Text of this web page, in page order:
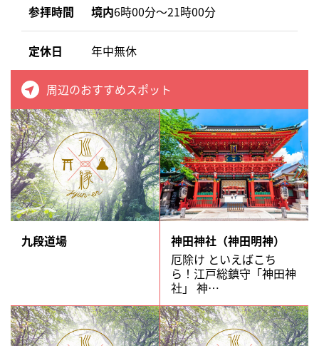
参拝時間 境内6時00分～21時00分
定休日 年中無休
周辺のおすすめスポット
九段道場
神田神社（神田明神）
厄除け といえばこち
ら！江戸総鎮守「神田神
社」 神…